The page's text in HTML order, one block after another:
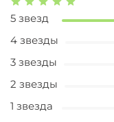
5 звезд
4 звезды
3 звезды
2 звезды
1 звезда